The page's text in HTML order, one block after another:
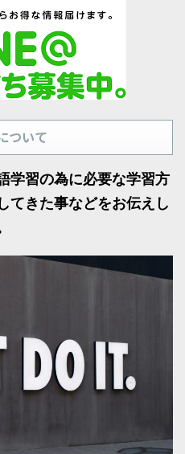
ついて
学習の為に必要な学習方
てきた事などをお伝えし